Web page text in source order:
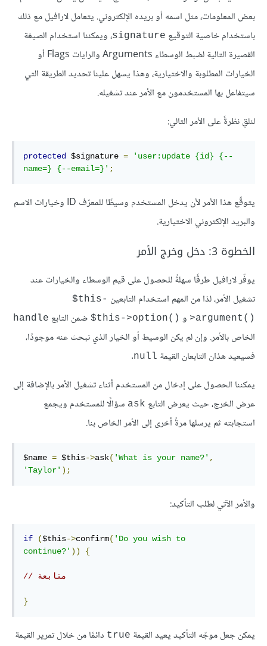
بعض المعلومات، مثل اسمه أو بريده الإلكتروني. يتعامل لارافيل مع ذلك
باستخدام خاصية التوقيع signature، ويمكننا استخدام الصيغة
القصيرة التالية لضبط الوسطاء Arguments والرايات Flags أو
الخيارات المطلوبة والاختيارية، وهذا يسهل علينا تحديد الطريقة التي
سيتفاعل بها المستخدمون مع الأمر عند تشغيله.
لنلقِ نظرةً على الأمر التالي:
protected $signature =
'user:update {id} {--
name=} {--email=}' ;
يتوقّع هذا الأمر لأن يدخل المستخدم وسيطًا للمعرّف ID وخيارات الاسم
والبريد الإلكتروني الاختيارية.
الخطوة 3: دخل وخرج الأمر
يوفّر لارافيل طرقًا سهلةً للحصول على قيم الوسطاء والخيارات عند
تشغيل الأمر، لذا من المهم استخدام التابعين ‎$this-
>argument()‎ و ‎$this->option()‎ ضمن التابع handle
الخاص بالأمر. وإن لم يكن الوسيط أو الخيار الذي نبحث عنه موجودًا،
فسيعيد هذان التابعان القيمة null
.
يمكننا الحصول على إدخال من المستخدم أثناء تشغيل الأمر بالإضافة إلى
عرض الخرج، حيث يعرض التابع ask سؤالًا للمستخدم ويجمع
استجابته ثم يرسلها مرةً أخرى إلى الأمر الخاص بنا.
$name = $this->ask( 'What is your name?' ,
'Taylor' );
والأمر الآتي لطلب التأكيد:
if ($this->confirm( 'Do you wish to
continue?' )) {
// متابعة
}
يمكن جعل موجّه التأكيد يعيد القيمة true دائمًا من خلال تمرير القيمة